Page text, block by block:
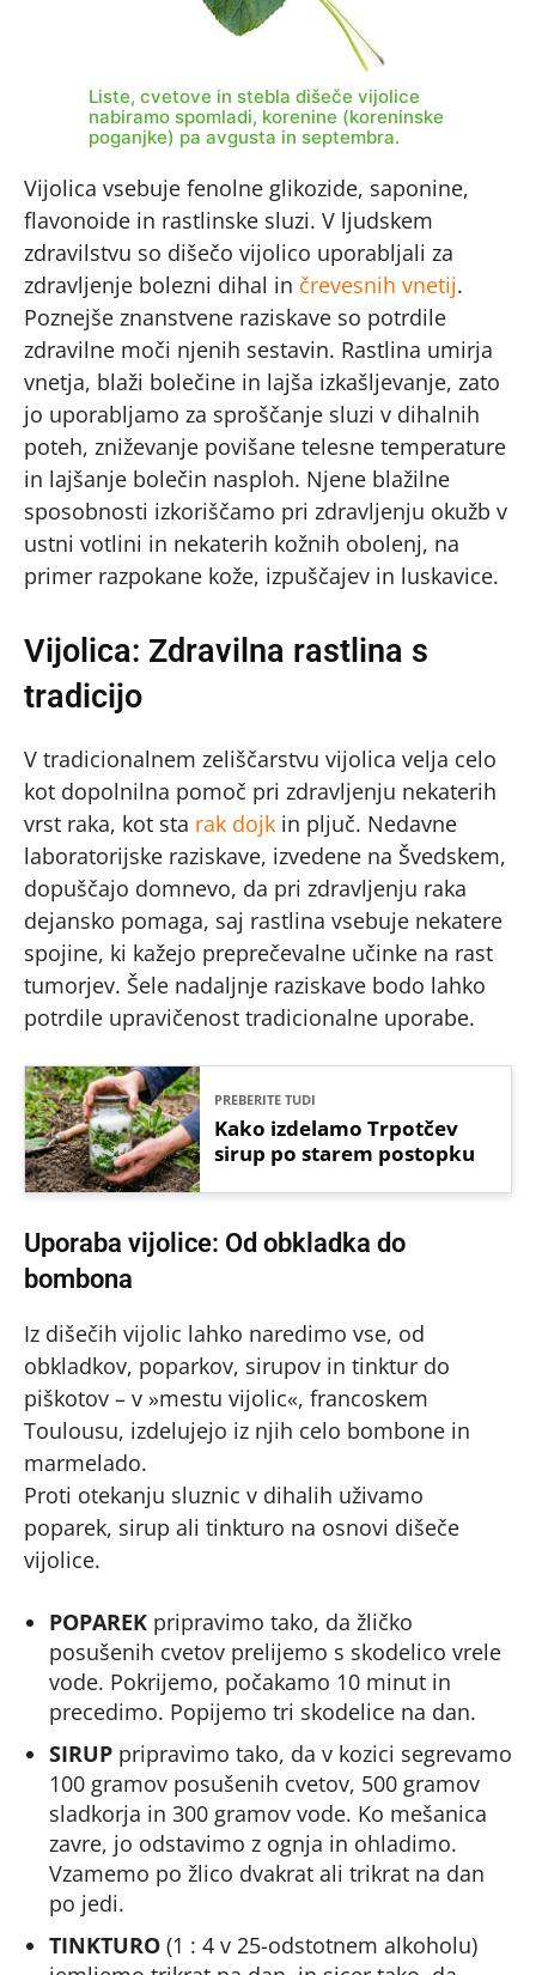
Liste, cvetove in stebla dišeče vijolice
nabiramo spomladi, korenine (koreninske
poganjke) pa avgusta in septembra.
Vijolica vsebuje fenolne glikozide, saponine,
flavonoide in rastlinske sluzi. V ljudskem
zdravilstvu so dišečo vijolico uporabljali za
zdravljenje bolezni dihal in črevesnih vnetij.
Poznejše znanstvene raziskave so potrdile
zdravilne moči njenih sestavin. Rastlina umirja
vnetja, blaži bolečine in lajša izkašljevanje, zato
jo uporabljamo za sproščanje sluzi v dihalnih
poteh, zniževanje povišane telesne temperature
in lajšanje bolečin nasploh. Njene blažilne
sposobnosti izkoriščamo pri zdravljenju okužb v
ustni votlini in nekaterih kožnih obolenj, na
primer razpokane kože, izpuščajev in luskavice.
Vijolica: Zdravilna rastlina s
tradicijo
V tradicionalnem zeliščarstvu vijolica velja celo
kot dopolnilna pomoč pri zdravljenju nekaterih
vrst raka, kot sta rak dojk in pljuč. Nedavne
laboratorijske raziskave, izvedene na Švedskem,
dopuščajo domnevo, da pri zdravljenju raka
dejansko pomaga, saj rastlina vsebuje nekatere
spojine, ki kažejo preprečevalne učinke na rast
tumorjev. Šele nadaljnje raziskave bodo lahko
potrdile upravičenost tradicionalne uporabe.
PREBERITE TUDI
Kako izdelamo Trpotčev
sirup po starem postopku
Uporaba vijolice: Od obkladka do
bombona
Iz dišečih vijolic lahko naredimo vse, od
obkladkov, poparkov, sirupov in tinktur do
piškotov – v »mestu vijolic«, francoskem
Toulousu, izdelujejo iz njih celo bombone in
marmelado.
Proti otekanju sluznic v dihalih uživamo
poparek, sirup ali tinkturo na osnovi dišeče
vijolice.
POPAREK pripravimo tako, da žličko
posušenih cvetov prelijemo s skodelico vrele
vode. Pokrijemo, počakamo 10 minut in
precedimo. Popijemo tri skodelice na dan.
SIRUP pripravimo tako, da v kozici segrevamo
100 gramov posušenih cvetov, 500 gramov
sladkorja in 300 gramov vode. Ko mešanica
zavre, jo odstavimo z ognja in ohladimo.
Vzamemo po žlico dvakrat ali trikrat na dan
po jedi.
TINKTURO (1 : 4 v 25-odstotnem alkoholu)